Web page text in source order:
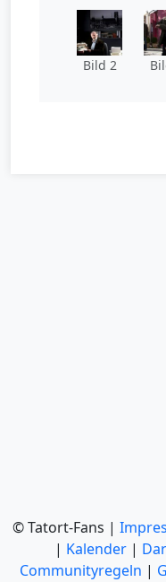
Bild 2
© Tatort-Fans |
| Kalender |
Communityregeln |